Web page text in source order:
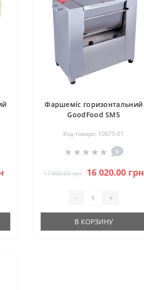
Фаршеміс горизонтальний
GoodFood SM5
Код товара: 10075-01
0
17 800.00 грн 16 020.00 грн
- +
В КОРЗИНУ